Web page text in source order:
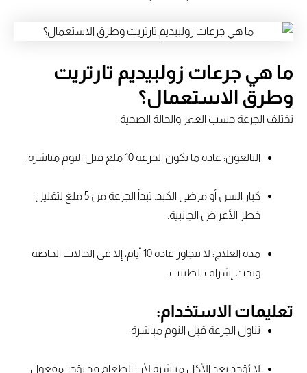
ما هي جرعات زولبيديم تارتريت
وطرق الاستعمال؟
تختلف الجرعة حسب العمر والحالة الصحية:
البالغون: عادة ما تكون الجرعة 10 ملغ قبل النوم مباشرة.
كبار السن أو مرضى الكبد: تبدأ الجرعة من 5 ملغ لتقليل
خطر الأعراض الجانبية.
مدة العلاج: لا تتجاوز عادة 10 أيام، إلا في الحالات الخاصة
وتحت إشراف الطبيب.
تعليمات الاستخدام:
تناول الجرعة قبل النوم مباشرة.
لا يُؤخذ بعد الأكل مباشرة لأن الطعام قد يؤخر مفعول